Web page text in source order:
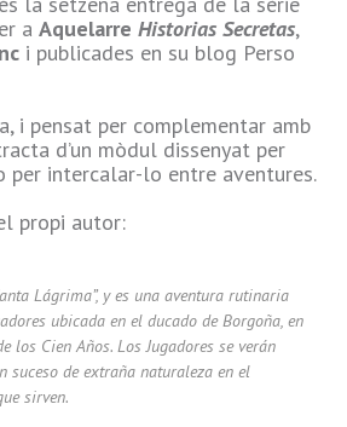
a Aquelarre Historias Secretas,
i publicades en su blog Perso
i pensat per complementar amb
d’un mòdul dissenyat per
per intercalar-lo entre aventures.
propi autor:
Lágrima”, y es una aventura rutinaria
ubicada en el ducado de Borgoña, en
los Cien Años. Los Jugadores se verán
suceso de extraña naturaleza en el
sirven.